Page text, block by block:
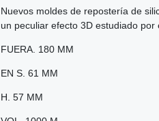
Nuevos moldes de repostería de
un peculiar efecto 3D estudiado
FUERA. 180 MM
EN S. 61 MM
H. 57 MM